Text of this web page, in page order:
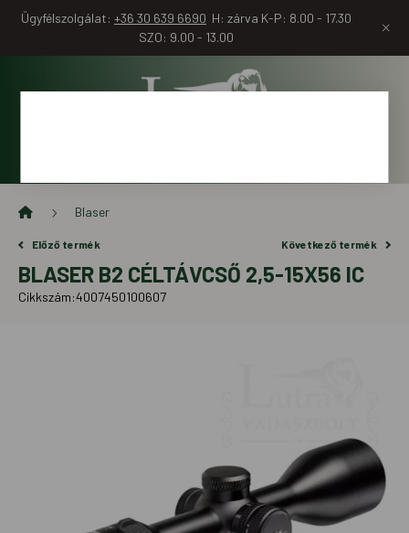
Ügyfélszolgálat: +36 30 639 6690 H: zárva K-P: 8.00 - 17.30
SZO: 9.00 - 13.00
Blaser
Előző termék Következő termék
BLASER B2 CÉLTÁVCSŐ 2,5-15X56 IC
Cikkszám:4007450100607